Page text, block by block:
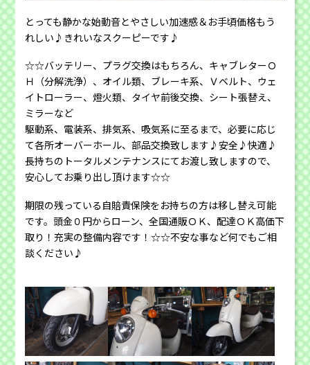
とっても静かな始動音とやさしい加速感＆お手頃価格もう
れしい♪きれいなスクーピーです♪
☆☆バッテリー、プラグ交換はもちろん、キャブレターＯ
Ｈ（分解洗浄）、オイル類、ブレーキ系、Ｖベルト、ウェ
イトローラー、燈火類、タイヤ前後交換、シート張替え、
ミラーなど
駆動系、電装系、排気系、吸気系に至るまで、必要に応じ
て各所オーバーホール、部品交換致します♪安全♪快適♪
長持ちのトータルメンテナンスにてお渡し致しますので、
安心してお乗り出し頂けます☆☆
期限の残っている自賠責保険をお持ちの方は移し替え可能
です。頭金０円からローン、全国通販ＯＫ、配達ＯＫ高価下
取り！充実の整備内容です！☆☆不安な事など何でもご相
談ください♪